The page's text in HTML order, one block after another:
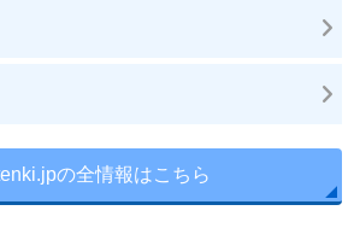
の全情報はこちら